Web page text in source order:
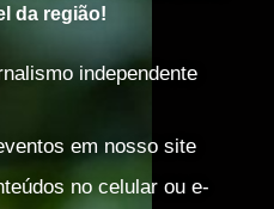
da região!
independente
em nosso site
no celular ou e-